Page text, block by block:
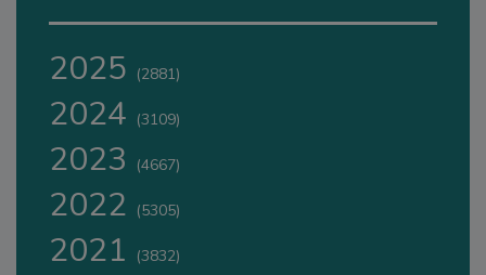
2025 (2881)
2024 (3109)
2023 (4667)
2022 (5305)
2021 (3832)